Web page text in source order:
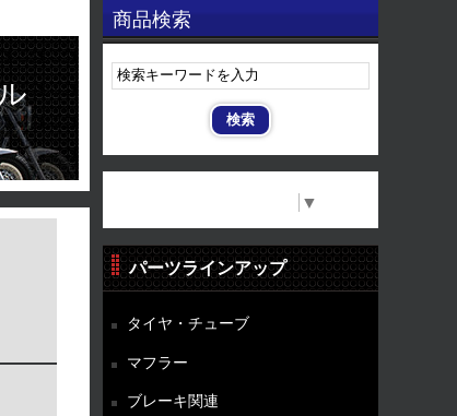
商品検索
▼
パーツラインアップ
タイヤ・チューブ
マフラー
ブレーキ関連